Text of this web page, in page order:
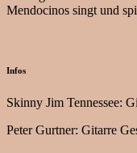
Mendocinos singt und
Infos
Skinny Jim Tennessee:
Peter Gurtner: Gitarre